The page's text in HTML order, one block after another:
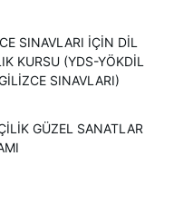
SINAVLARI İÇİN DİL
KURSU (YDS-YÖKDİL
SINAVLARI)
GÜZEL SANATLAR